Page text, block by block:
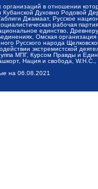
в отношении
Духовно Родовой
Джамаат, Русское
рабочая
единство,
Омская
Русского народа
экстремистской
МПГ, Курсом Правды и
Нация и свобода,
на 06.08.2021